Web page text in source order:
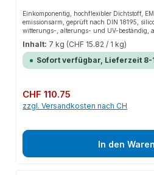
Einkomponentig, hochflexibler Dichtstoff,
emissionsarm, geprüft nach DIN 18195,
witterungs-, alterungs- und UV-beständig,
Instandsetzungsarbeiten im Dachbereich
mm Rissüberbrückung, auch auf leicht
Untergründen (Beton etc.) anwendbar, keine
und nicht stauendem Sickerwasser
selbstnivellierend für
Sockel- und Wandbereiche geeignet,
Terrassen und Balkonen. Für
gegen von außen drückendes Wasser und
Inhalt: 7 kg (CHF 15.82 / 1 kg)
Sofort verfügbar, Lieferzeit 8-
Regulärer Preis:
CHF 110.75
zzgl. Versandkosten nach CH
In den